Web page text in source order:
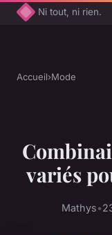
Ni tout, ni rien.
Accueil›Mode
variés
Mathys•